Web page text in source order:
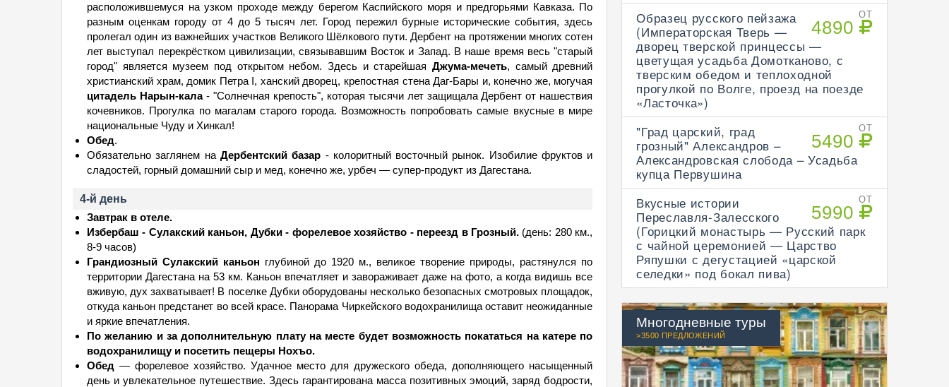
расположившемуся на узком проходе между берегом Каспийского моря и предгорьями Кавказа. По
разным оценкам городу от 4 до 5 тысяч лет. Город пережил бурные исторические события, здесь
пролегал один из важнейших участков Великого Шёлкового пути. Дербент на протяжении многих сотен
лет выступал перекрёстком цивилизации, связывавшим Восток и Запад. В наше время весь "старый
город" является музеем под открытом небом. Здесь и старейшая Джума-мечеть, самый древний
христианский храм, домик Петра I, ханский дворец, крепостная стена Даг-Бары и, конечно же, могучая
цитадель Нарын-кала- "Солнечная крепость", которая тысячи лет защищала Дербент от нашествия
кочевников. Прогулка по магалам старого города. Возможность попробовать самые вкусные в мире
национальные Чуду и Хинкал!
Обед.
Обязательно заглянем наДербентский базар - колоритный восточный рынок. Изобилие фруктов и
сладостей, горный домашний сыр и мед, конечно же, урбеч — супер-продукт из Дагестана.
4-й день
Завтрак в отеле.
Избербаш - Сулакский каньон, Дубки - форелевое хозяйство - переезд в Грозный.(день: 280 км.,
8-9 часов)
Грандиозный Сулакский каньон глубиной до 1920 м., великое творение природы, растянулся по
территории Дагестана на 53 км. Каньон впечатляет и завораживает даже на фото, а когда видишь все
вживую, дух захватывает! В поселке Дубки оборудованы несколько безопасных смотровых площадок,
откуда каньон предстанет во всей красе. Панорама Чиркейского водохранилища оставит неожиданные
и яркие впечатления.
По желанию и за дополнительную плату на месте будет возможность покататься на катере по
водохранилищу и посетить пещеры Нохъо.
Обед — форелевое хозяйство. Удачное место для дружеского обеда, дополняющего насыщенный
день и увлекательное путешествие. Здесь гарантирована масса позитивных эмоций, заряд бодрости,
ОТ
4890
Образец русского пейзажа
(Императорская Тверь —
дворец тверской принцессы —
цветущая усадьба Домотканово, с
тверским обедом и теплоходной
прогулкой по Волге, проезд на поезде
«Ласточка»)
ОТ
5490
"Град царский, град
грозный" Александров –
Александровская слобода – Усадьба
купца Первушина
ОТ
5990
Вкусные истории
Переславля-Залесского
(Горицкий монастырь — Русский парк
с чайной церемонией — Царство
Ряпушки с дегустацией «царской
селедки» под бокал пива)
Многодневные туры
>3500 ПРЕДЛОЖЕНИЙ